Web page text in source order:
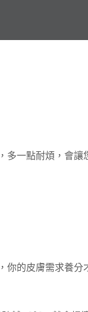
多一點耐煩，會讓
你的皮膚需求養分